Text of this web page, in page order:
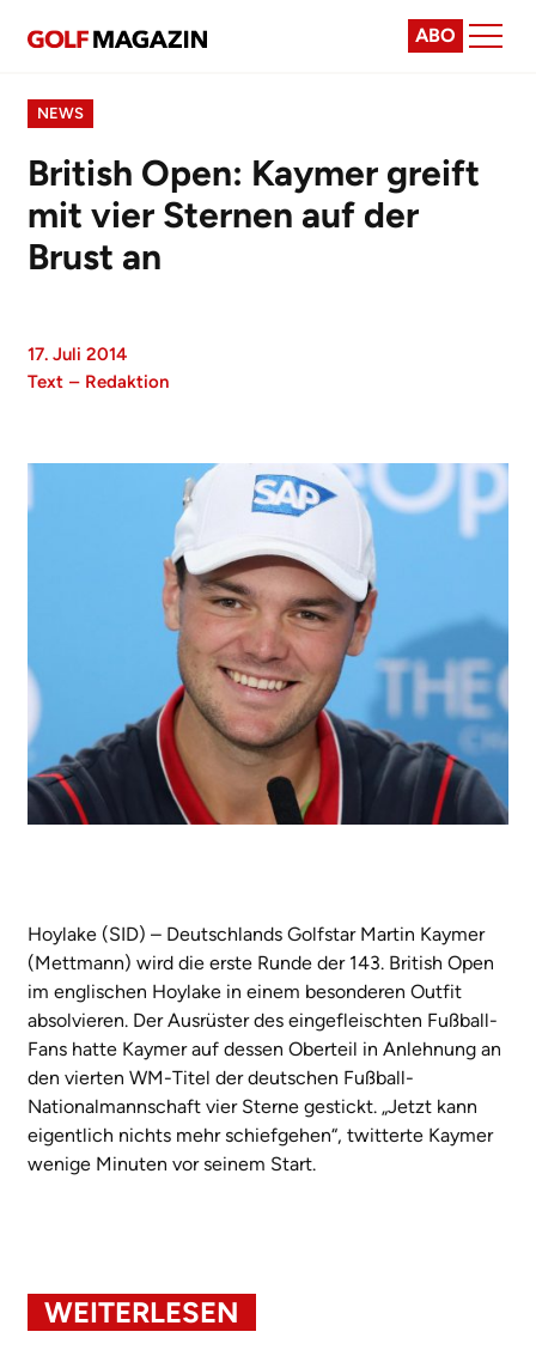
ABO
NEWS
British Open: Kaymer greift
mit vier Sternen auf der
Brust an
17. Juli 2014
Text – Redaktion
Hoylake (SID) – Deutschlands Golfstar Martin Kaymer
(Mettmann) wird die erste Runde der 143. British Open
im englischen Hoylake in einem besonderen Outfit
absolvieren. Der Ausrüster des eingefleischten Fußball-
Fans hatte Kaymer auf dessen Oberteil in Anlehnung an
den vierten WM-Titel der deutschen Fußball-
Nationalmannschaft vier Sterne gestickt. „Jetzt kann
eigentlich nichts mehr schiefgehen“, twitterte Kaymer
wenige Minuten vor seinem Start.
WEITERLESEN